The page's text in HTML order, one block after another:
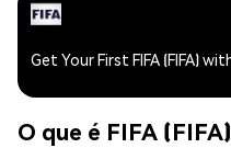
Get Your First FIFA (FIFA)
O que é FIFA